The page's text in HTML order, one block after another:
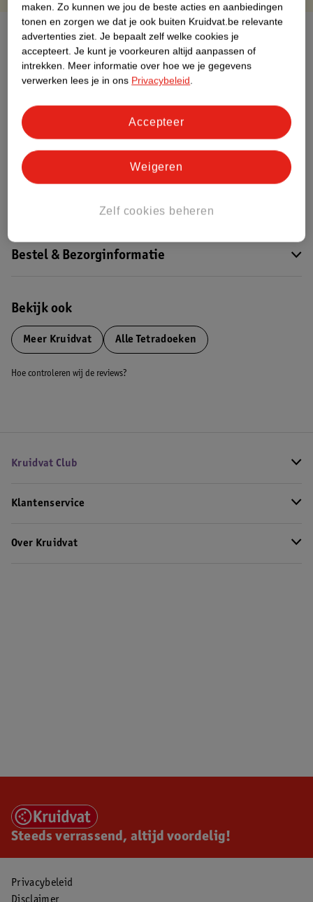
Over dit product
Productinformatie
Etiketinformatie
Nature Impact Score
Dit product heeft (nog) geen Nature
Impact Score.
Bestel & Bezorginformatie
Bekijk ook
Meer Kruidvat Alle Tetradoeken
Hoe controleren wij de reviews?
Kruidvat Club
Klantenservice
Over Kruidvat
Steeds verrassend, altijd voordelig!
Privacybeleid
maken. Zo kunnen we jou de beste acties en aanbiedingen
tonen en zorgen we dat je ook buiten Kruidvat.be relevante
advertenties ziet. Je bepaalt zelf welke cookies je
accepteert. Je kunt je voorkeuren altijd aanpassen of
intrekken. Meer informatie over hoe we je gegevens
verwerken lees je in ons Privacybeleid.
Zelf cookies beheren
Weigeren
Accepteer